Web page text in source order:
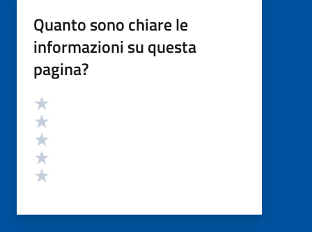
Quanto sono chiare le
informazioni su questa
pagina?
Valutazione